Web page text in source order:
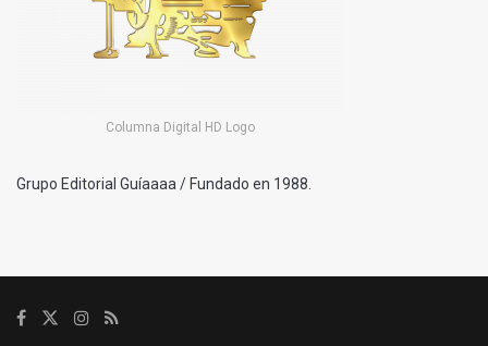
Columna Digital HD Logo
Grupo Editorial Guíaaaa / Fundado en 1988.